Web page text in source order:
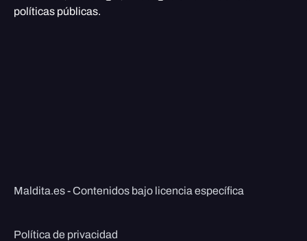
políticas públicas.
Maldita.es - Contenidos bajo licencia específica
Política de privacidad